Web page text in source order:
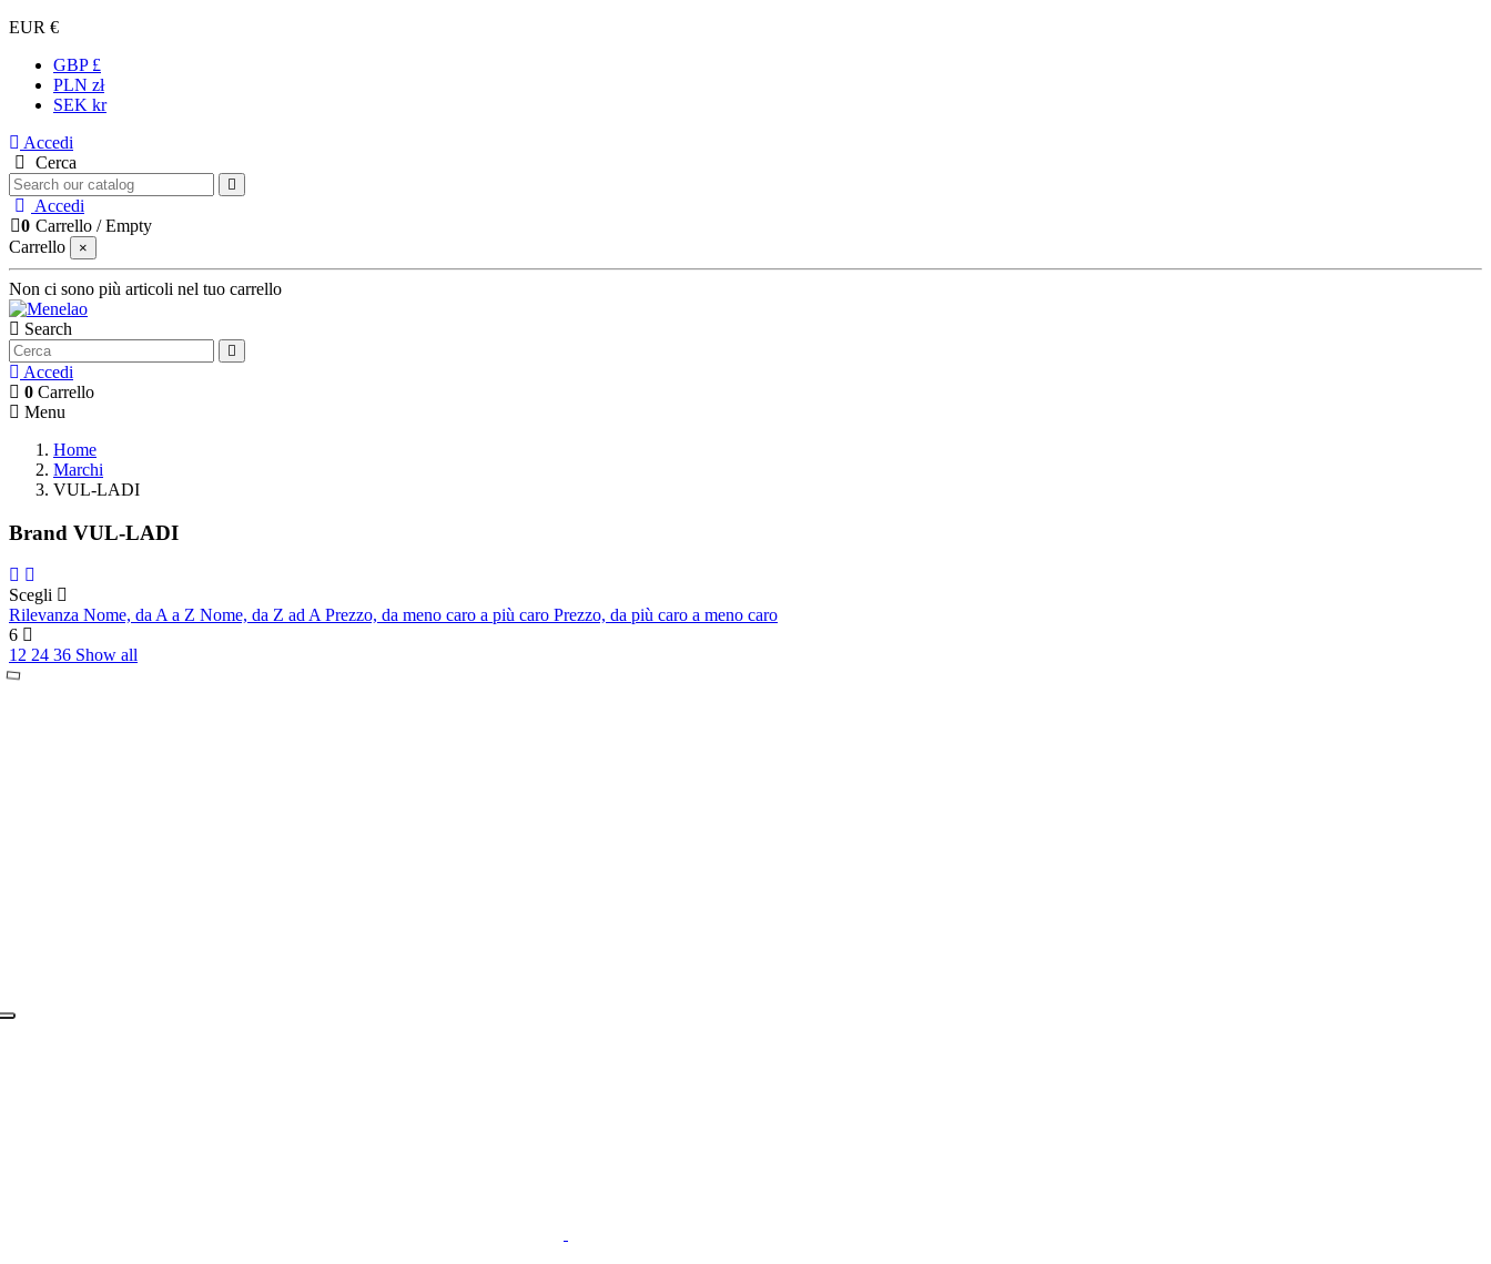
EUR €
GBP £
PLN zł
SEK kr
Accedi
Cerca
Accedi
0 Carrello /Empty
Carrello
×
Non ci sono più articoli nel tuo carrello
Search
Accedi
0 Carrello
Menu
Home
Marchi
VUL-LADI
Brand VUL-LADI
Scegli
Rilevanza Nome, da A a Z Nome, da Z ad APrezzo, da meno caro a più caro Prezzo, da più caro a meno caro
6
12 24 36 Show all